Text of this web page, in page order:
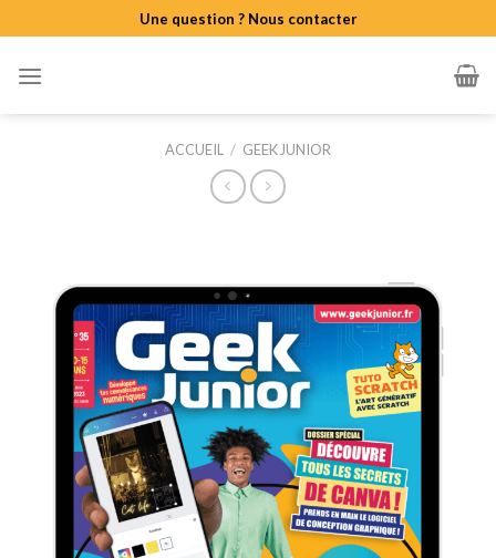
to
content
Une question ? Nous contacter
ACCUEIL / GEEK JUNIOR